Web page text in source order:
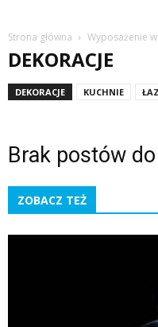
Strona główna Wyposażenie
DEKORACJE
DEKORACJE KUCHNIE
Brak postów
ZOBACZ TEŻ